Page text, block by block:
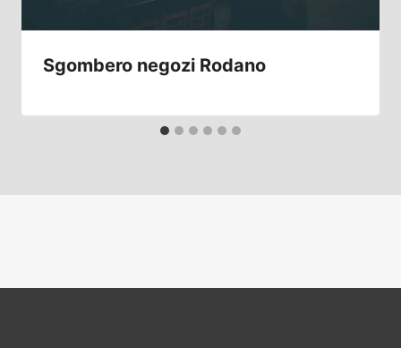
Sgombero negozi Rodano